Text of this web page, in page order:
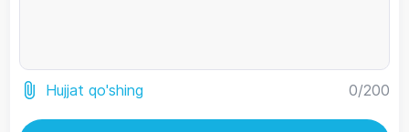
Hujjat qo'shing 0/200